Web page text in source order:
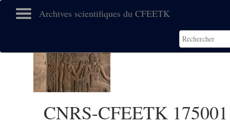
Archives scientifiques du CFEETK
CNRS-CFEETK 175001